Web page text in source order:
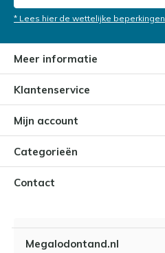
* Lees hier de wettelijke beperkingen
Meer informatie
Klantenservice
Mijn account
Categorieën
Contact
Megalodontand.nl